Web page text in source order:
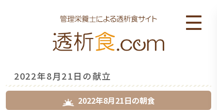
2022年8月21日の献立
2022年8月21日の朝食